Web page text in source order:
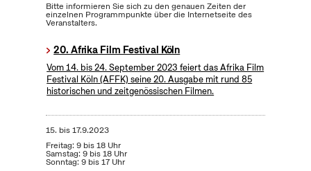
Bitte informieren Sie sich zu den genauen Zeiten der
einzelnen Programmpunkte über die Internetseite des
Veranstalters.
20. Afrika Film Festival Köln
Vom 14. bis 24. September 2023 feiert das Afrika Film
Festival Köln (AFFK) seine 20. Ausgabe mit rund 85
historischen und zeitgenössischen Filmen.
15. bis17.9.2023
Freitag: 9 bis 18 Uhr
Samstag: 9 bis 18 Uhr
Sonntag: 9 bis 17 Uhr